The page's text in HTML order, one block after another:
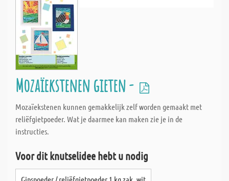
Mozaïekstenen gieten -
Mozaïekstenen kunnen gemakkelijk zelf worden gemaakt met
reliëfgietpoeder. Wat je daarmee kan maken zie je in de
instructies.
Voor dit knutselidee hebt u nodig